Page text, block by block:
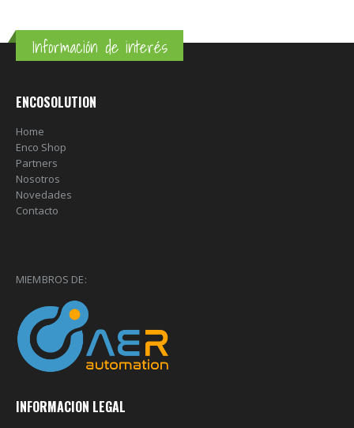
Información de interés
ENCOSOLUTION
Home
Enco Shop
Partners
Nosotros
Novedades
Contacto
MIEMBROS DE:
INFORMACION LEGAL